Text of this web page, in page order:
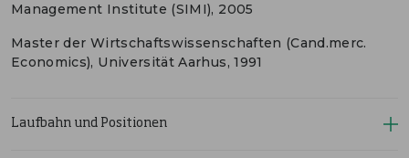
Management Institute (SIMI), 2005
Master der Wirtschaftswissenschaften (Cand.merc.
Economics), Universität Aarhus, 1991
Laufbahn und Positionen